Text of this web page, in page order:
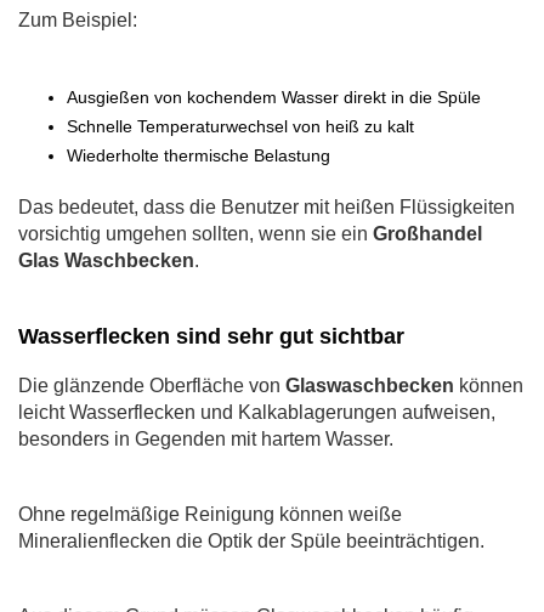
Zum Beispiel:
Ausgießen von kochendem Wasser direkt in die Spüle
Schnelle Temperaturwechsel von heiß zu kalt
Wiederholte thermische Belastung
Das bedeutet, dass die Benutzer mit heißen Flüssigkeiten
vorsichtig umgehen sollten, wenn sie ein Großhandel
Glas Waschbecken.
Wasserflecken sind sehr gut sichtbar
Die glänzende Oberfläche von Glaswaschbecken können
leicht Wasserflecken und Kalkablagerungen aufweisen,
besonders in Gegenden mit hartem Wasser.
Ohne regelmäßige Reinigung können weiße
Mineralienflecken die Optik der Spüle beeinträchtigen.